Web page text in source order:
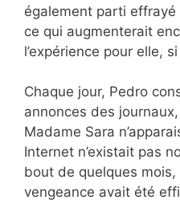
également parti effrayé
ce qui augmenterait
l’expérience pour elle,
Chaque jour, Pedro
annonces des
Madame Sara
Internet n’existait pas
bout de quelques
vengeance avait été